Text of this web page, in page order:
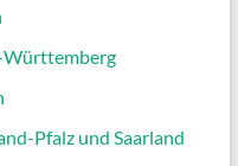
Württemberg
Pfalz und Saarland